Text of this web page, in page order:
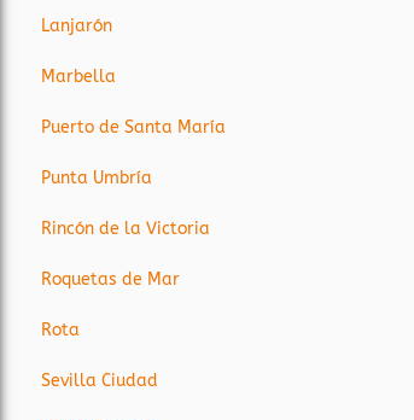
Lanjarón
Marbella
Puerto de Santa María
Punta Umbría
Rincón de la Victoria
Roquetas de Mar
Rota
Sevilla Ciudad